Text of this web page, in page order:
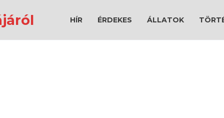
HÍR ÉRDEKES ÁLLATOK